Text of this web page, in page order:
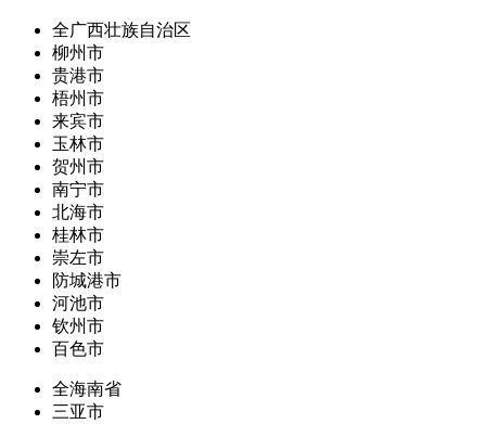
全广西壮族自治区
柳州市
贵港市
梧州市
来宾市
玉林市
贺州市
南宁市
北海市
桂林市
崇左市
防城港市
河池市
钦州市
百色市
全海南省
三亚市